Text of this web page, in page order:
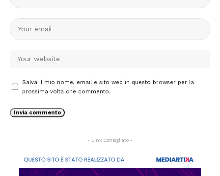
Salva il mio nome, email e sito web in questo browser per la
prossima volta che commento.
- Link Consigliato -